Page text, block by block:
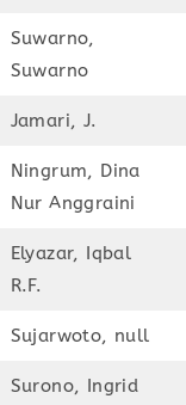
Suwarno,
Suwarno
Jamari, J.
Ningrum, Dina
Nur Anggraini
Elyazar, Iqbal
R.F.
Sujarwoto, null
Surono, Ingrid